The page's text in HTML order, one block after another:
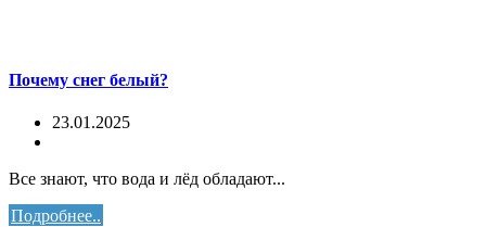
Почему снег белый?
23.01.2025
Все знают, что вода и лёд обладают...
Подробнее..